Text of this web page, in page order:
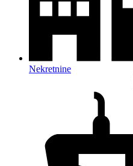
Nekretnine